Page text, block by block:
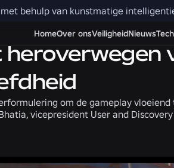
behulp van kunstmatige
HomeOver onsVeiligheidNieuws
Veiligheid + Beschaafdheid
heroverwegen
om de gameplay vloeiend
vicepresident User and